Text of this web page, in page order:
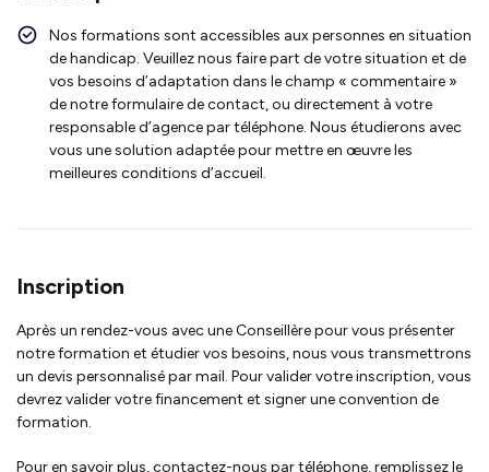
Nos formations sont accessibles aux personnes en situation
de handicap. Veuillez nous faire part de votre situation et de
vos besoins d’adaptation dans le champ « commentaire »
de notre formulaire de contact, ou directement à votre
responsable d’agence par téléphone. Nous étudierons avec
vous une solution adaptée pour mettre en œuvre les
meilleures conditions d’accueil.
Inscription
Après un rendez-vous avec une Conseillère pour vous présenter
notre formation et étudier vos besoins, nous vous transmettrons
un devis personnalisé par mail. Pour valider votre inscription, vous
devrez valider votre financement et signer une convention de
formation.
Pour en savoir plus, contactez-nous par téléphone, remplissez le